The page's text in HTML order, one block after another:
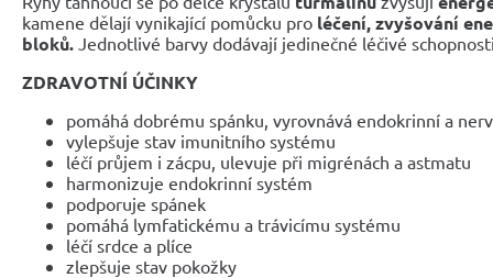
kamene dělají vynikající pomůcku pro léčení, zvyšování
bloků. Jednotlivé barvy dodávají jedinečné léčivé
ZDRAVOTNÍ ÚČINKY
pomáhá dobrému spánku, vyrovnává endokrinní a
vylepšuje stav imunitního systému
léčí průjem i zácpu, ulevuje při migrénách a astmatu
harmonizuje endokrinní systém
podporuje spánek
pomáhá lymfatickému a trávicímu systému
léčí srdce a plíce
zlepšuje stav pokožky